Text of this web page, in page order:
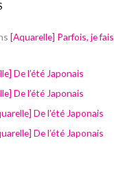
[Aquarelle] Parfois, je fais
De l’été Japonais
De l’été Japonais
De l’été Japonais
De l’été Japonais